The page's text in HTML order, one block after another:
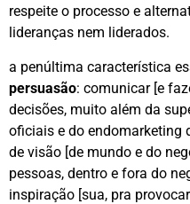
respeite o processo e
lideranças nem liderados.
a penúltima característica
persuasão: comunicar [e
decisões, muito além da
oficiais e do endomarketing
de visão [de mundo e do
pessoas, dentro e fora do
inspiração [sua, pra